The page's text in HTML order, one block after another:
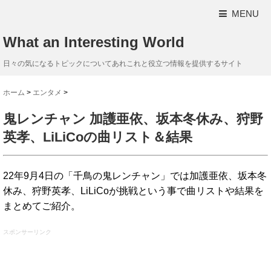
MENU
What an Interesting World
日々の気になるトピックについてあれこれと役立つ情報を提供するサイト
ホーム > エンタメ >
鬼レンチャン 加護亜依、坂本冬休み、狩野
英孝、LiLiCoの曲リスト＆結果
22年9月4日の「千鳥の鬼レンチャン」では加護亜依、坂本冬
休み、狩野英孝、LiLiCoが挑戦という事で曲リストや結果を
まとめてご紹介。
スポンサーリンク